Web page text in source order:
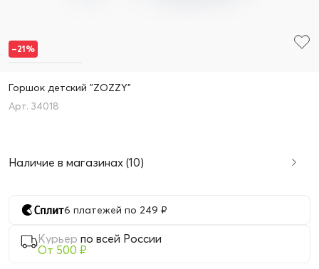
Горшок детский "ZOZZY"
34018
Наличие в магазинах (10)
6 платежей по 249 ₽
Курьер по всей России
От 500 ₽
–21%